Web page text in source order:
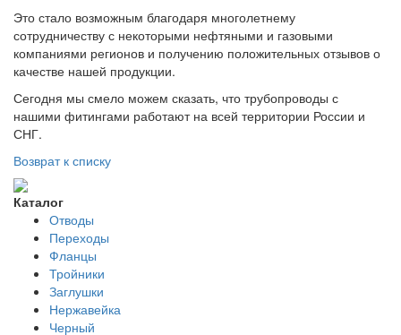
Это стало возможным благодаря многолетнему
сотрудничеству с некоторыми нефтяными и газовыми
компаниями регионов и получению положительных отзывов о
качестве нашей продукции.
Сегодня мы смело можем сказать, что трубопроводы с
нашими фитингами работают на всей территории России и
СНГ.
Возврат к списку
Каталог
Отводы
Переходы
Фланцы
Тройники
Заглушки
Нержавейка
Черный